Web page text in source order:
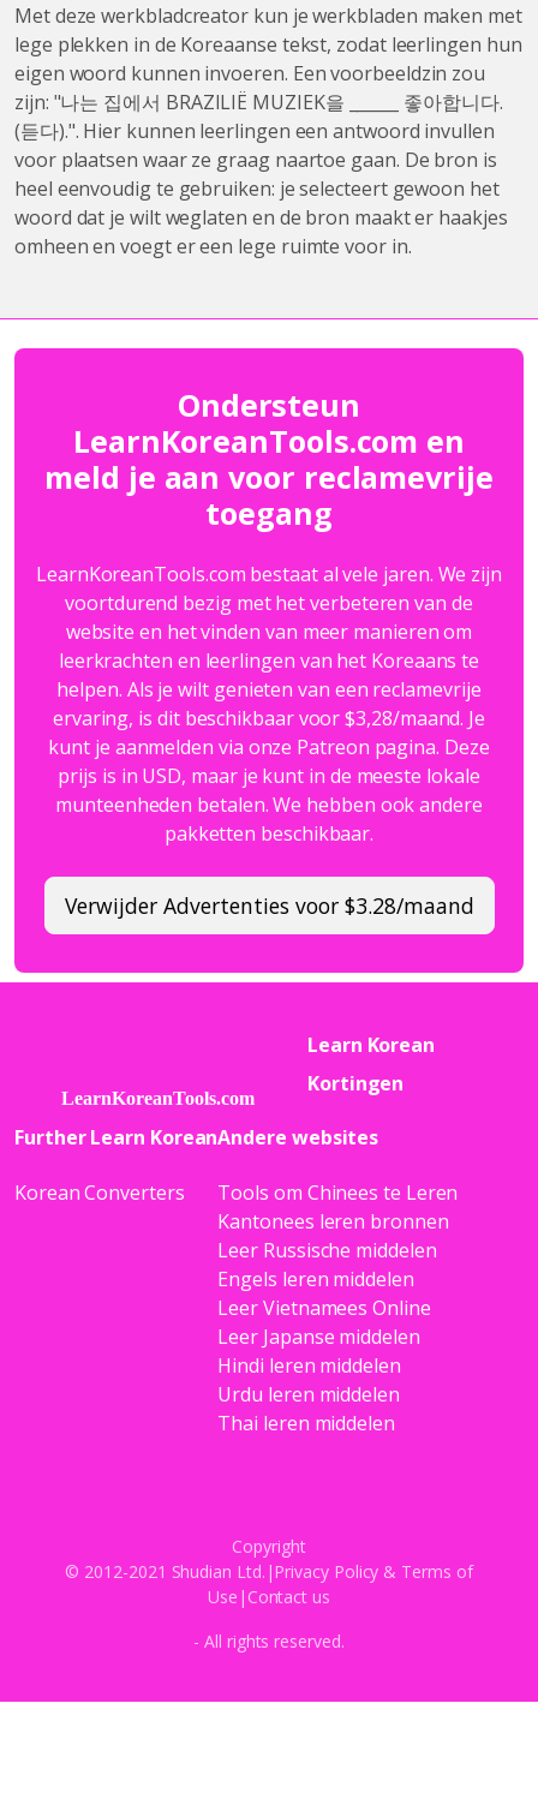
Met deze werkbladcreator kun je werkbladen maken met
lege plekken in de Koreaanse tekst, zodat leerlingen hun
eigen woord kunnen invoeren. Een voorbeeldzin zou
zijn: "나는 집에서 BRAZILIË MUZIEK을 ______ 좋아합니다.
(듣다).". Hier kunnen leerlingen een antwoord invullen
voor plaatsen waar ze graag naartoe gaan. De bron is
heel eenvoudig te gebruiken: je selecteert gewoon het
woord dat je wilt weglaten en de bron maakt er haakjes
omheen en voegt er een lege ruimte voor in.
Ondersteun
LearnKoreanTools.com en
meld je aan voor reclamevrije
toegang
LearnKoreanTools.com bestaat al vele jaren. We zijn
voortdurend bezig met het verbeteren van de
website en het vinden van meer manieren om
leerkrachten en leerlingen van het Koreaans te
helpen. Als je wilt genieten van een reclamevrije
ervaring, is dit beschikbaar voor $3,28/maand. Je
kunt je aanmelden via onze Patreon pagina. Deze
prijs is in USD, maar je kunt in de meeste lokale
munteenheden betalen. We hebben ook andere
pakketten beschikbaar.
Verwijder Advertenties voor $3.28/maand
Learn Korean
Kortingen
Further Learn Korean
Korean Converters
Andere websites
Tools om Chinees te Leren
Kantonees leren bronnen
Leer Russische middelen
Engels leren middelen
Leer Vietnamees Online
Leer Japanse middelen
Hindi leren middelen
Urdu leren middelen
Thai leren middelen
Copyright
© 2012-2021 Shudian Ltd.|Privacy Policy & Terms of
Use | Contact us
- All rights reserved.